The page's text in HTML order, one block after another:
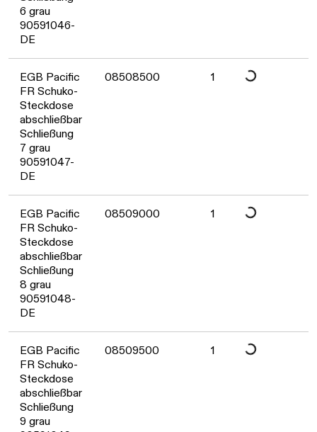
6 grau
90591046-
DE
EGB Pacific
FR Schuko-
Steckdose
abschließbar
Schließung
7 grau
90591047-
DE
08508500 1
EGB Pacific
FR Schuko-
Steckdose
abschließbar
Schließung
8 grau
90591048-
DE
08509000 1
EGB Pacific
FR Schuko-
Steckdose
abschließbar
Schließung
9 grau
08509500 1